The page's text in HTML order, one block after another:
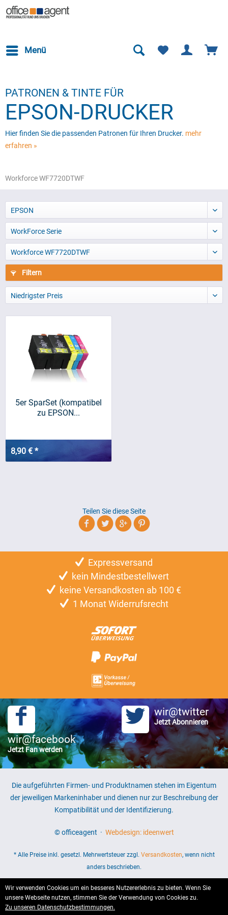
Menü
PATRONEN & TINTE FÜR
EPSON-DRUCKER
Hier finden Sie die passenden Patronen für Ihren Drucker. mehr
erfahren »
Workforce WF7720DTWF
EPSON
WorkForce Serie
Workforce WF7720DTWF
Filtern
Niedrigster Preis
5er SparSet (kompatibel
zu EPSON...
8,90 € *
Teilen Sie diese Seite
Expressversand
kein Mindestbestellwert
keine Versandkosten ab 100 €
1 Monat Widerrufsrecht
wir@facebook
Jetzt Fan werden
wir@twitter
Jetzt Abonnieren
Die aufgeführten Firmen- und Produktnamen stehen im Eigentum
der jeweiligen Markeninhaber und dienen nur zur Beschreibung der
Kompatibilität und der Identifizierung.
© officeagent · Webdesign: ideenwert
* Alle Preise inkl. gesetzl. Mehrwertsteuer zzgl. Versandkosten, wenn nicht
anders beschrieben.
Wir verwenden Cookies um ein besseres Nutzererlebnis zu bieten. Wenn Sie
unsere Webseite nutzen, stimmen Sie der Verwendung von Cookies zu.
Zu unseren Datenschutzbestimmungen.